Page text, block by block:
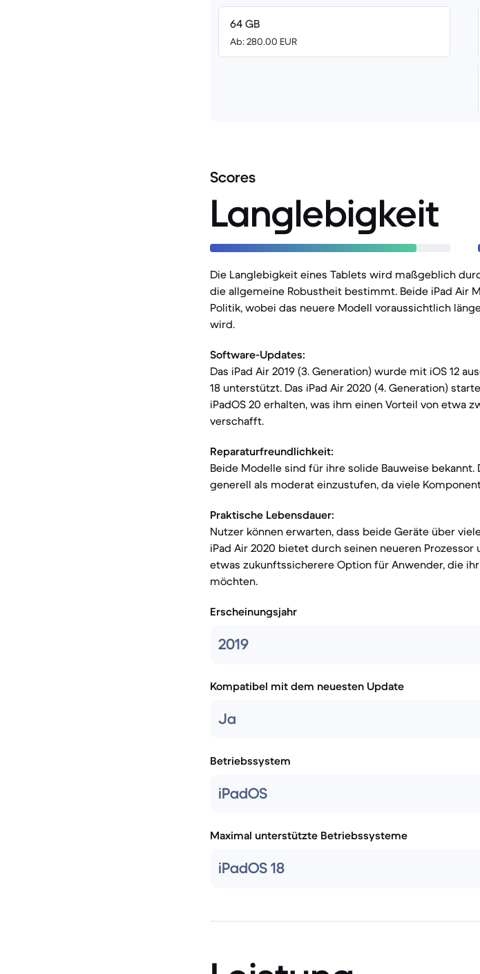
64 GB
Ab: 280.00 EUR
Scores
Langlebigkeit
Die Langlebigkeit eines Tablets wird maßgeblich
die allgemeine Robustheit bestimmt. Beide iPad Air
Politik, wobei das neuere Modell voraussichtlich
wird.
Software-Updates:
Das iPad Air 2019 (3. Generation) wurde mit iOS 12
18 unterstützt. Das iPad Air 2020 (4. Generation)
iPadOS 20 erhalten, was ihm einen Vorteil von etwa
verschafft.
Reparaturfreundlichkeit:
Beide Modelle sind für ihre solide Bauweise
generell als moderat einzustufen, da viele
Praktische Lebensdauer:
Nutzer können erwarten, dass beide Geräte über
iPad Air 2020 bietet durch seinen neueren
etwas zukunftssicherere Option für Anwender, die
möchten.
Erscheinungsjahr
2019
Kompatibel mit dem neuesten Update
Ja
Betriebssystem
iPadOS
Maximal unterstützte Betriebssysteme
iPadOS 18